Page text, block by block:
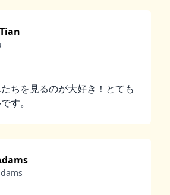
ちを見るのが大好き！とても
す。